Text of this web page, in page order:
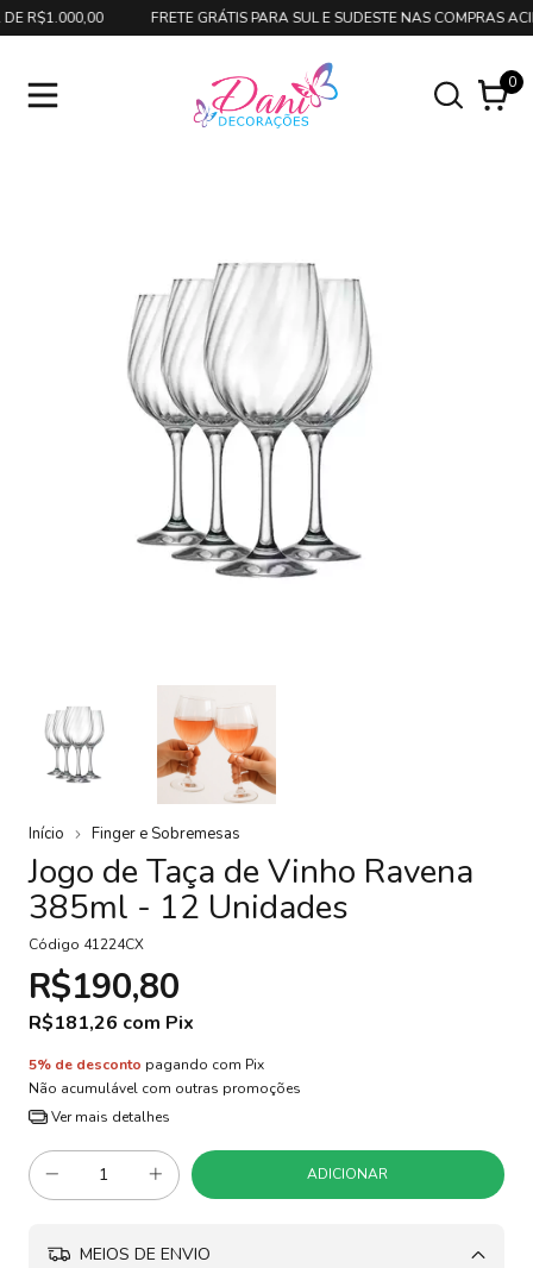
R$1.000,00 FRETE GRÁTIS PARA SUL E SUDESTE NAS COMPRAS
0
Início Finger e Sobremesas
Jogo de Taça de Vinho Ravena
385ml - 12 Unidades
Código 41224CX
R$190,80
R$181,26 com Pix
5% de desconto pagando com Pix
Não acumulável com outras promoções
Ver mais detalhes
MEIOS DE ENVIO